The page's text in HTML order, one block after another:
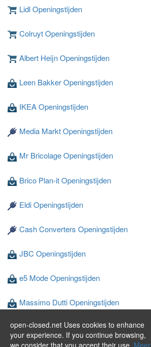
open-closed.net Uses cookies to enhance
your experience. If you continue browsing,
we consider that you accept their use. Meer
Lidl Openingstijden
Colruyt Openingstijden
Albert Heijn Openingstijden
Leen Bakker Openingstijden
IKEA Openingstijden
Media Markt Openingstijden
Mr Bricolage Openingstijden
Brico Plan-it Openingstijden
Eldi Openingstijden
Cash Converters Openingstijden
JBC Openingstijden
e5 Mode Openingstijden
Massimo Dutti Openingstijden
Wibra Openingstijden